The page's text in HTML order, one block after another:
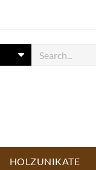
HOLZUNIKATE